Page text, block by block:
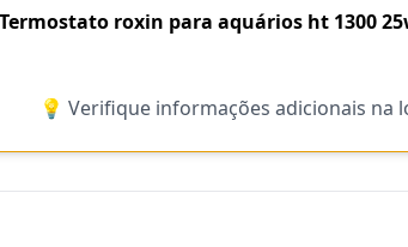
Termostato roxin para aquários ht 1300
💡 Verifique informações adicionais na